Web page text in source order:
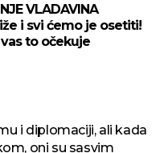
VLADAVINA
i svi ćemo je osetiti!
to očekuje
i diplomaciji, ali kada
oni su sasvim